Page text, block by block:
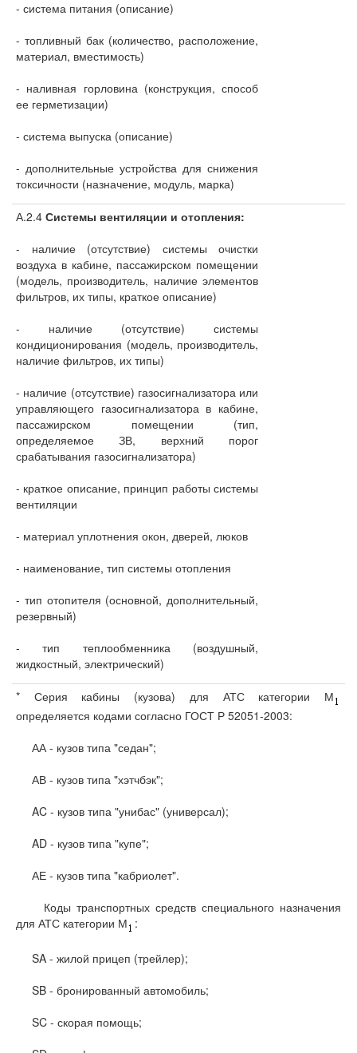
- система питания (описание)
- топливный бак (количество, расположение,
материал, вместимость)
- наливная горловина (конструкция, способ
ее герметизации)
- система выпуска (описание)
- дополнительные устройства для снижения
токсичности (назначение, модуль, марка)
А.2.4 Системы вентиляции и отопления:
- наличие (отсутствие) системы очистки
воздуха в кабине, пассажирском помещении
(модель, производитель, наличие элементов
фильтров, их типы, краткое описание)
- наличие (отсутствие) системы
кондиционирования (модель, производитель,
наличие фильтров, их типы)
- наличие (отсутствие) газосигнализатора или
управляющего газосигнализатора в кабине,
пассажирском помещении (тип,
определяемое ЗВ, верхний порог
срабатывания газосигнализатора)
- краткое описание, принцип работы системы
вентиляции
- материал уплотнения окон, дверей, люков
- наименование, тип системы отопления
- тип отопителя (основной, дополнительный,
резервный)
- тип теплообменника (воздушный,
жидкостный, электрический)
* Серия кабины (кузова) для АТС категории М
определяется кодами согласно ГОСТ Р 52051-2003:
АА - кузов типа "седан";
АВ - кузов типа "хэтчбэк";
AC - кузов типа "унибас" (универсал);
AD - кузов типа "купе";
АЕ - кузов типа "кабриолет".
Коды транспортных средств специального назначения
для АТС категории М :
SA - жилой прицеп (трейлер);
SB - бронированный автомобиль;
SC - скорая помощь;